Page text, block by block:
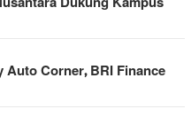
Auto Corner, BRI Finance